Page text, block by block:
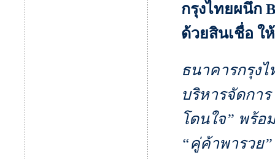
กรุงไทยผนึก
ด้วยสินเชื่อ ใ
ธนาคารกรุง
บริหารจัดกา
โดนใจ” พร้อ
“คู่ค้าพารวย